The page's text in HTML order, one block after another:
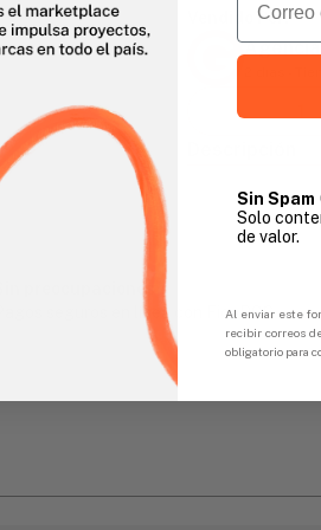
Vendido Por:
Sin preocupaciones
Pagos seguros en línea con FicoPOS
Sin Spam
Solo
de valor.
Al enviar este
recibir correos
obligatorio para